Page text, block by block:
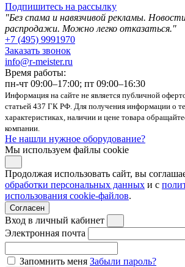
Подпишитесь на рассылку
"Без спама и навязчивой рекламы.
распродажи. Можно легко отказаться."
+7 (495) 9991970
Заказать звонок
info@r-meister.ru
Время работы:
пн-чт 09:00–17:00; пт 09:00–16:30
Информация на сайте не является публичной
статьей 437 ГК РФ. Для получения информации о
характеристиках, наличии и цене товара
компании.
Не нашли нужное оборудование?
Мы используем файлы cookie
Продолжая использовать сайт, вы
обработки персональных данных и с
использования cookie-файлов.
Согласен
Вход в личный кабинет
Электронная почта
Запомнить меня Забыли пароль?